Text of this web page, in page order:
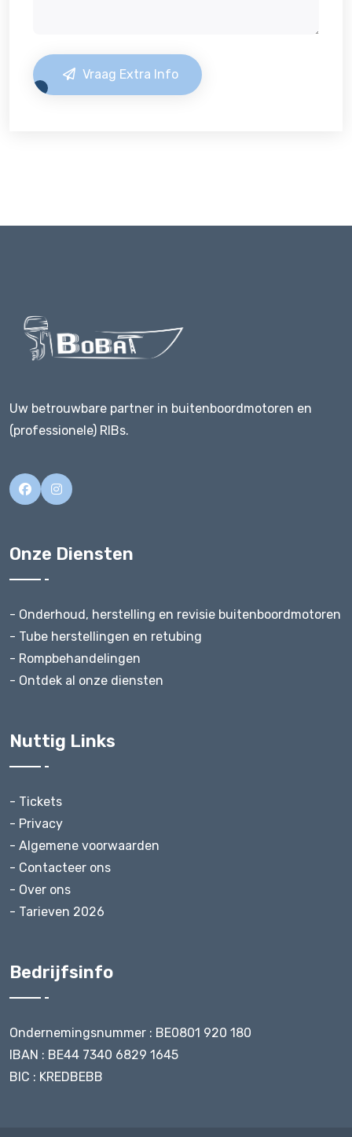
Vraag Extra Info
Uw betrouwbare partner in buitenboordmotoren en
(professionele) RIBs.
Onze Diensten
- Onderhoud, herstelling en revisie buitenboordmotoren
- Tube herstellingen en retubing
- Rompbehandelingen
- Ontdek al onze diensten
Nuttig Links
- Tickets
- Privacy
- Algemene voorwaarden
- Contacteer ons
- Over ons
- Tarieven 2026
Bedrijfsinfo
Ondernemingsnummer : BE0801 920 180
IBAN : BE44 7340 6829 1645
BIC : KREDBEBB